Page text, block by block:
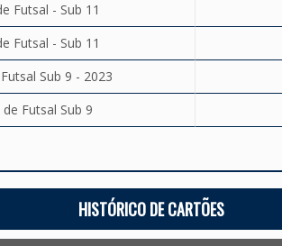
Futsal - Sub 11
Futsal - Sub 11
Sub 9 - 2023
Futsal Sub 9
HISTÓRICO DE CARTÕES